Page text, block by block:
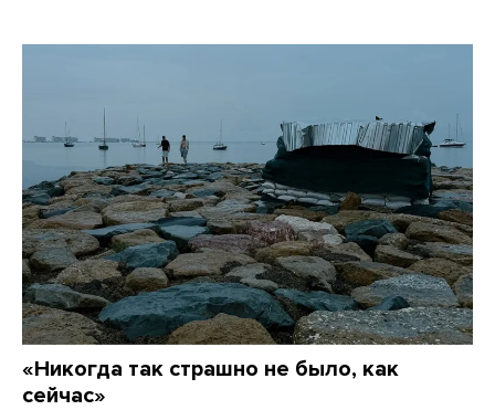
«Никогда так страшно не было, как
сейчас»